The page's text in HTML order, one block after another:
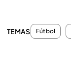
TEMAS Fútbol